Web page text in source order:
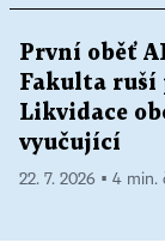
První oběť
Fakulta ruší
Likvidace
vyučující
22. 7. 2026 ▪ 4 min.